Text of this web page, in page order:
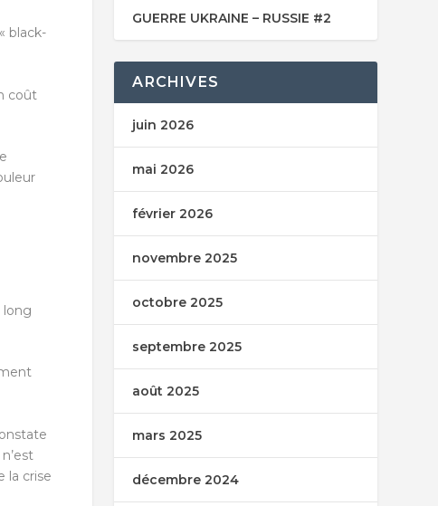
black-
coût
long
la crise
GUERRE UKRAINE – RUSSIE #2
ARCHIVES
juin 2026
mai 2026
février 2026
novembre 2025
octobre 2025
septembre 2025
août 2025
mars 2025
décembre 2024